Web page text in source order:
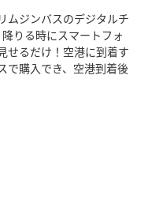
ムジンバスのデジタルチ
りる時にスマートフォ
せるだけ！空港に到着す
で購入でき、空港到着後